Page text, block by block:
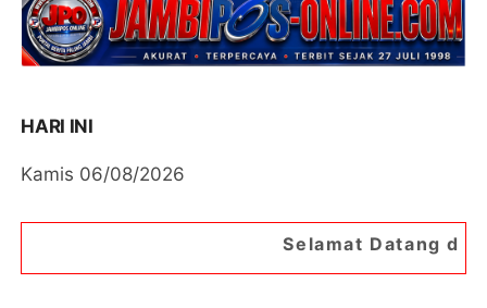
HARI INI
Kamis 06/08/2026
Selamat Datang di Portal Berita